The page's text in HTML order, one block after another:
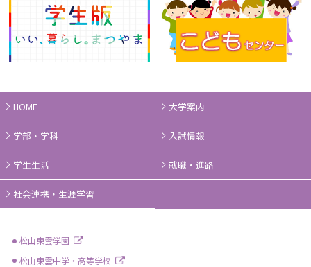
HOME 大学案内
学部・学科 入試情報
学生生活 就職・進路
社会連携・生涯学習
松山東雲学園
松山東雲中学・高等学校